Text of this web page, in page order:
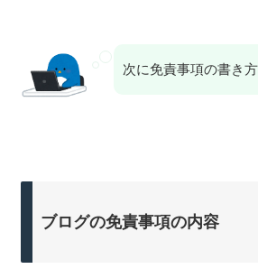
次に免責事項の書き
ブログの免責事項の内容